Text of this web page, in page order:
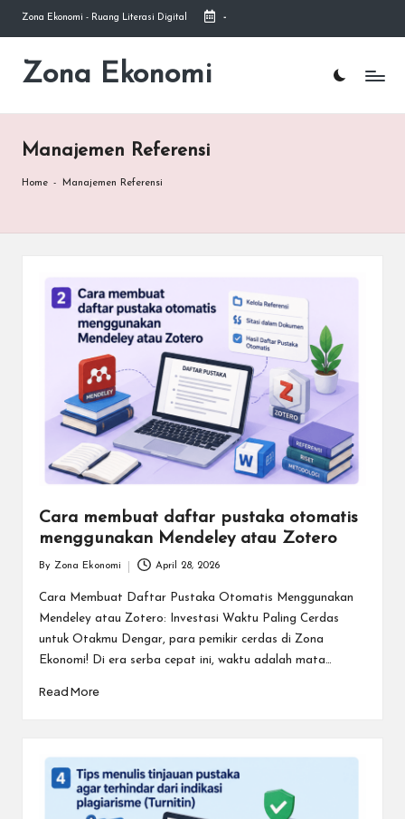
Skip
content
Zona Ekonomi - Ruang Literasi Digital -
Zona Ekonomi
Ruang
Manajemen Referensi
Home - Manajemen Referensi
Cara membuat daftar pustaka otomatis
menggunakan Mendeley atau Zotero
by
By Zona Ekonomi April 28, 2026
Cara Membuat Daftar Pustaka Otomatis Menggunakan
Mendeley atau Zotero: Investasi Waktu Paling Cerdas
untuk Otakmu Dengar, para pemikir cerdas di Zona
Ekonomi! Di era serba cepat ini, waktu adalah mata…
Read More